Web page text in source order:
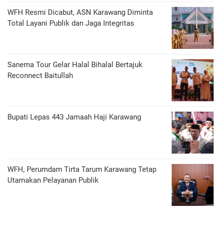
WFH Resmi Dicabut, ASN Karawang Diminta
Total Layani Publik dan Jaga Integritas
Sanema Tour Gelar Halal Bihalal Bertajuk
Reconnect Baitullah
Bupati Lepas 443 Jamaah Haji Karawang
WFH, Perumdam Tirta Tarum Karawang Tetap
Utamakan Pelayanan Publik